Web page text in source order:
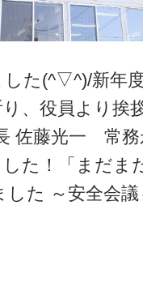
た(^▽^)/新年
、役員より挨
佐藤光一 常務
た！「まだま
した ～安全会議